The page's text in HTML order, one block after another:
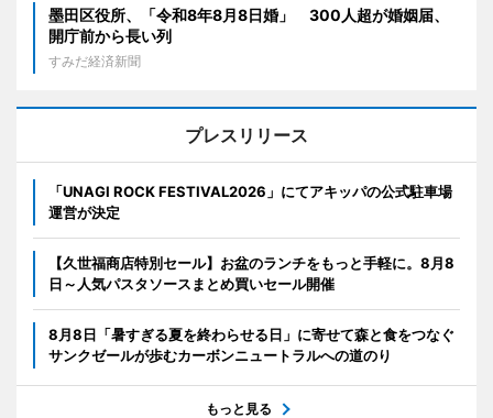
墨田区役所、「令和8年8月8日婚」 300人超が婚姻届、
開庁前から長い列
すみだ経済新聞
プレスリリース
「UNAGI ROCK FESTIVAL2026」にてアキッパの公式駐車場
運営が決定
【久世福商店特別セール】お盆のランチをもっと手軽に。8月8
日～人気パスタソースまとめ買いセール開催
8月8日「暑すぎる夏を終わらせる日」に寄せて森と食をつなぐ
サンクゼールが歩むカーボンニュートラルへの道のり
もっと見る